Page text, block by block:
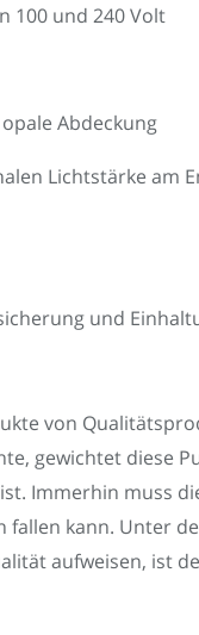
100 und 240 Volt
Abdeckung
Lichtstärke am
und
von
gewichtet diese
Immerhin muss
kann. Unter
aufweisen, ist